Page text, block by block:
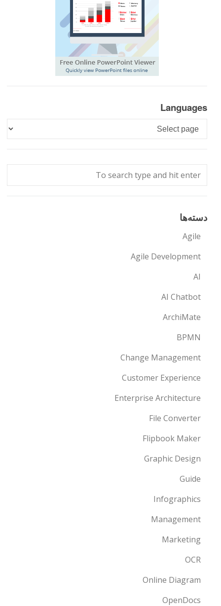
Languages
Languages
دسته‌ها
Agile
Agile Development
AI
AI Chatbot
ArchiMate
BPMN
Change Management
Customer Experience
Enterprise Architecture
File Converter
Flipbook Maker
Graphic Design
Guide
Infographics
Management
Marketing
OCR
Online Diagram
OpenDocs